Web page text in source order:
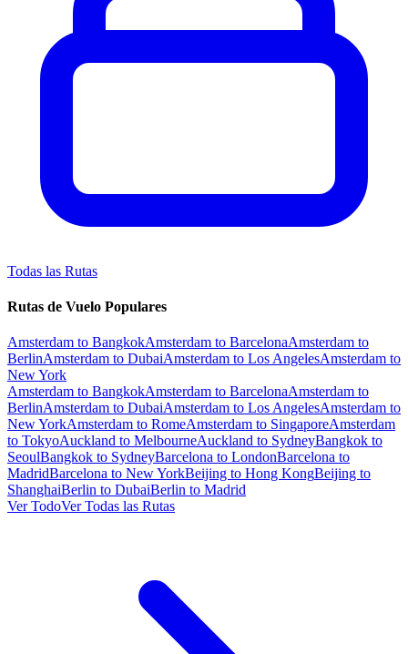
Todas las Rutas
Rutas de Vuelo Populares
Amsterdam to BangkokAmsterdam to BarcelonaAmsterdam to
BerlinAmsterdam to DubaiAmsterdam to Los AngelesAmsterdam to
New York
Amsterdam to BangkokAmsterdam to BarcelonaAmsterdam to
BerlinAmsterdam to DubaiAmsterdam to Los AngelesAmsterdam to
New YorkAmsterdam to RomeAmsterdam to SingaporeAmsterdam
to TokyoAuckland to MelbourneAuckland to SydneyBangkok to
SeoulBangkok to SydneyBarcelona to LondonBarcelona to
MadridBarcelona to New YorkBeijing to Hong KongBeijing to
ShanghaiBerlin to DubaiBerlin to Madrid
Ver TodoVer Todas las Rutas